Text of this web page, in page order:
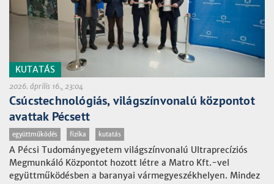
KUTATÁS
2026. április 16., 23:04
Csúcstechnológiás, világszínvonalú központot
avattak Pécsett
együttműködés fizika kutatás
A Pécsi Tudományegyetem világszínvonalú Ultraprecíziós
Megmunkáló Központot hozott létre a Matro Kft.-vel
együttműködésben a baranyai vármegyeszékhelyen. Mindez